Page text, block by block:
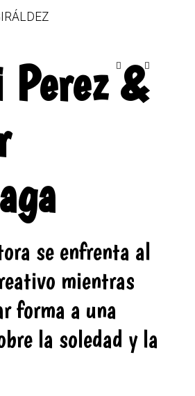
Perez &
se enfrenta al
mientras
forma a una
la soledad y la